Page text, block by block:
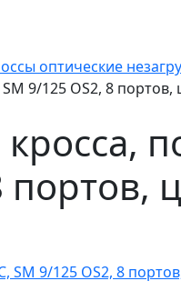
оптические
9/125 OS2, 8
портов,